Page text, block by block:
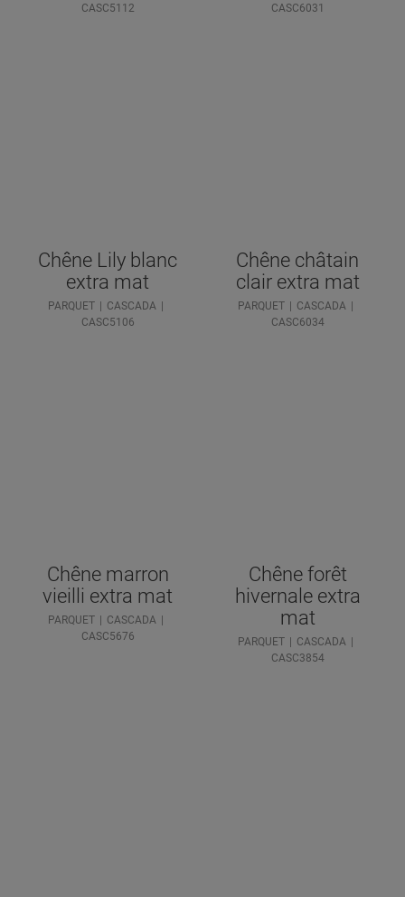
CASC5112 CASC6031
Chêne Lily blanc
extra mat
PARQUET
CASCADA
CASC5106
Chêne châtain
clair extra mat
PARQUET
CASCADA
CASC6034
Chêne marron
vieilli extra mat
PARQUET
CASCADA
CASC5676
Chêne forêt
hivernale extra
mat
PARQUET
CASCADA
CASC3854